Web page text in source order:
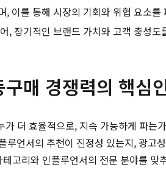
이를 통해 시장의 기회와 위협 요소
, 장기적인 브랜드 가치와 고객 충성
매 경쟁력의 핵심
더 효율적으로, 지속 가능하게 파
언서의 추천이 진정성 있는지, 광
고리와 인플루언서의 전문 분야를 맞